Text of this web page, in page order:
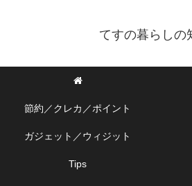
てすの暮らしの
節約／クレカ／ポイント
ガジェット／ウィジット
Tips